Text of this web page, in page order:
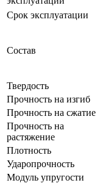
Срок эксплуатации
Состав
Твердость
Прочность на изгиб
Прочность на сжатие
Прочность на
растяжение
Плотность
Ударопрочность
Модуль упругости